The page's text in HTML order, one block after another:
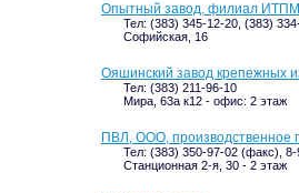
Опытный завод, филиал
Тел: (383) 345-12-20, (383)
Софийская, 16
Ояшинский завод крепежных
Тел: (383) 211-96-10
Мира, 63а к12 - офис: 2 этаж
ПВЛ, ООО, производственное
Тел: (383) 350-97-02 (факс),
Станционная 2-я, 30 - 2 этаж